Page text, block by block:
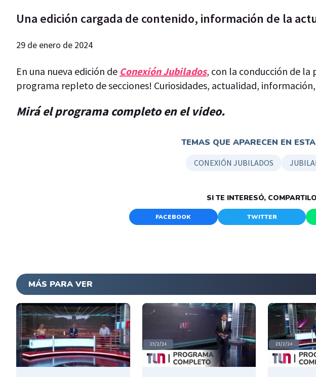
Una edición cargada de contenido, información de la
29 de enero de 2024
En una nueva edición de Conexión Jubilados, con la conducción de la
programa repleto de secciones! Curiosidades, actualidad,
Mirá el programa completo en el video.
TEMAS QUE APARECEN EN
CONEXIÓN JUBILADOS
SI TE INTERESÓ, COMPARTILO
FACEBOOK TWITTER
MÁS PARA VER